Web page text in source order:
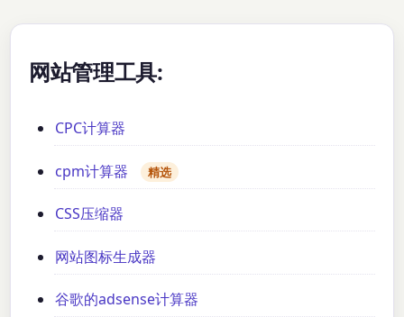
网站管理工具:
CPC计算器
cpm计算器 精选
CSS压缩器
网站图标生成器
谷歌的adsense计算器